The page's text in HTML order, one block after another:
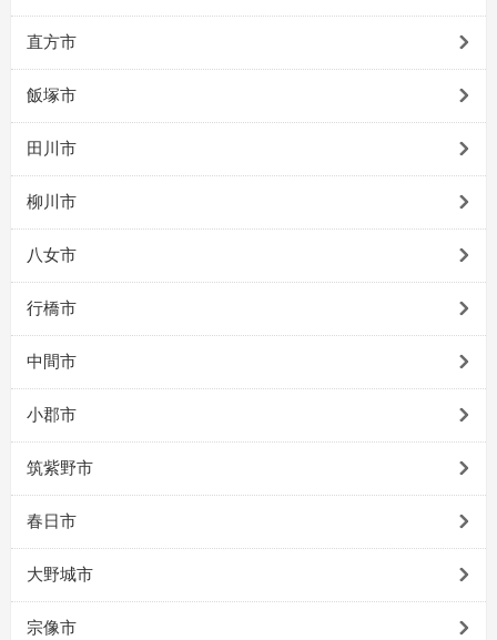
直方市
飯塚市
田川市
柳川市
八女市
行橋市
中間市
小郡市
筑紫野市
春日市
大野城市
宗像市